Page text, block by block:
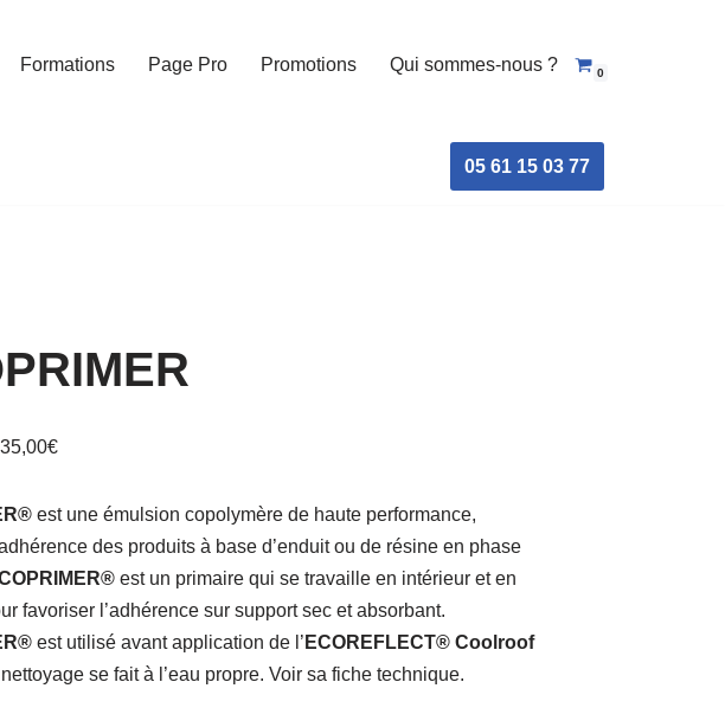
Formations Page Pro Promotions Qui sommes-nous ? 0
05 61 15 03 77
€
est une émulsion copolymère de haute performance,
des produits à base d’enduit ou de résine en phase
est un primaire qui se travaille en intérieur et en
favoriser l’adhérence sur support sec et absorbant.
est utilisé avant application de l’ ECOREFLECT® Coolroof
se fait à l’eau propre. Voir sa fiche technique.